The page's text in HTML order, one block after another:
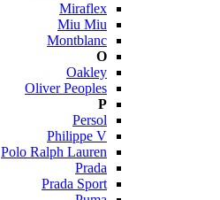
Miraflex
Miu Miu
Montblanc
O
Oakley
Oliver Peoples
P
Persol
Philippe V
Polo Ralph Lauren
Prada
Prada Sport